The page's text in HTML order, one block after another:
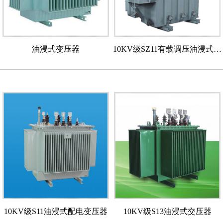
油浸式变压器 10KV级SZ11有载调压油浸式配
电变压器
10KV级S11油浸式配电变压器 10KV级S13油浸式交压器